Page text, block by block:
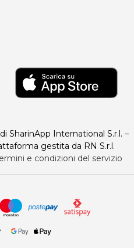
SharinApp International S.r.l. –
gestita da RN S.r.l.
e condizioni del servizio